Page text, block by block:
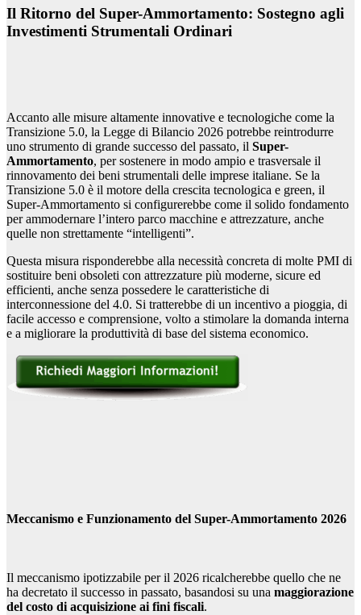
Il Ritorno del Super-Ammortamento: Sostegno agli
Investimenti Strumentali Ordinari
Accanto alle misure altamente innovative e tecnologiche come la
Transizione 5.0, la Legge di Bilancio 2026 potrebbe reintrodurre
uno strumento di grande successo del passato, il Super-
Ammortamento, per sostenere in modo ampio e trasversale il
rinnovamento dei beni strumentali delle imprese italiane. Se la
Transizione 5.0 è il motore della crescita tecnologica e green, il
Super-Ammortamento si configurerebbe come il solido fondamento
per ammodernare l’intero parco macchine e attrezzature, anche
quelle non strettamente “intelligenti”.
Questa misura risponderebbe alla necessità concreta di molte PMI di
sostituire beni obsoleti con attrezzature più moderne, sicure ed
efficienti, anche senza possedere le caratteristiche di
interconnessione del 4.0. Si tratterebbe di un incentivo a pioggia, di
facile accesso e comprensione, volto a stimolare la domanda interna
e a migliorare la produttività di base del sistema economico.
Meccanismo e Funzionamento del Super-Ammortamento 2026
Il meccanismo ipotizzabile per il 2026 ricalcherebbe quello che ne
ha decretato il successo in passato, basandosi su una maggiorazione
del costo di acquisizione ai fini fiscali.